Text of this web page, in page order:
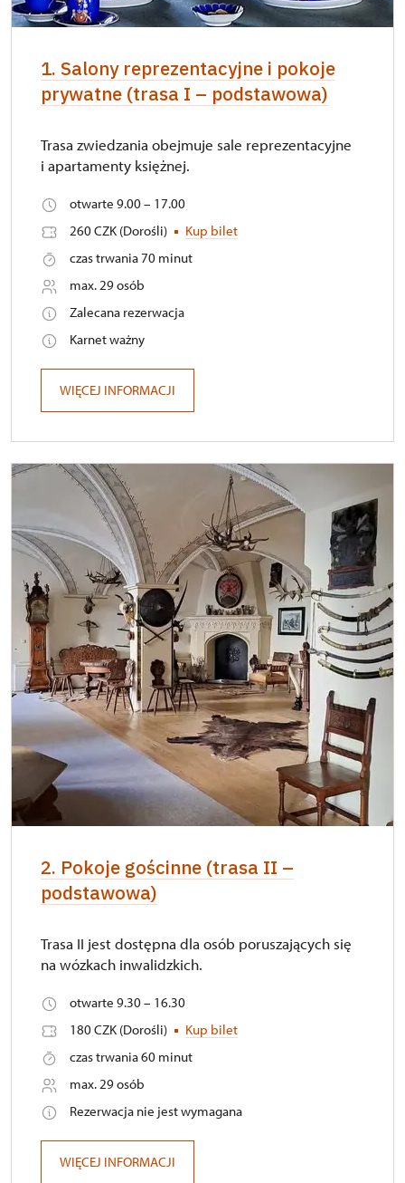
1. Salony reprezentacyjne i pokoje
prywatne (trasa I – podstawowa)
Trasa zwiedzania obejmuje sale reprezentacyjne
i apartamenty księżnej.
otwarte 9.00 – 17.00
260 CZK (Dorośli)
Kup bilet
czas trwania 70 minut
max. 29 osób
Zalecana rezerwacja
Karnet ważny
WIĘCEJ INFORMACJI
2. Pokoje gościnne (trasa II –
podstawowa)
Trasa II jest dostępna dla osób poruszających się
na wózkach inwalidzkich.
otwarte 9.30 – 16.30
180 CZK (Dorośli)
Kup bilet
czas trwania 60 minut
max. 29 osób
Rezerwacja nie jest wymagana
WIĘCEJ INFORMACJI